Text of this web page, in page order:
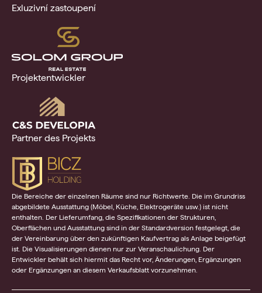
Exluzivní zastoupení
Projektentwickler
Partner des Projekts
Die Bereiche der einzelnen Räume sind nur Richtwerte. Die im Grundriss
abgebildete Ausstattung (Möbel, Küche, Elektrogeräte usw.) ist nicht
enthalten. Der Lieferumfang, die Spezifikationen der Strukturen,
Oberflächen und Ausstattung sind in der Standardversion festgelegt, die
der Vereinbarung über den zukünftigen Kaufvertrag als Anlage beigefügt
ist. Die Visualisierungen dienen nur zur Veranschaulichung. Der
Entwickler behält sich hiermit das Recht vor, Änderungen, Ergänzungen
oder Ergänzungen an diesem Verkaufsblatt vorzunehmen.